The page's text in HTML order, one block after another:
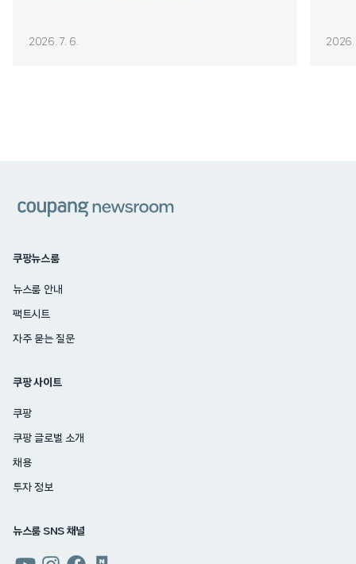
2026. 7. 6. 2026.
쿠팡뉴스룸
뉴스룸 안내
팩트시트
자주 묻는 질문
쿠팡 사이트
쿠팡
쿠팡 글로벌 소개
채용
투자 정보
뉴스룸 SNS 채널